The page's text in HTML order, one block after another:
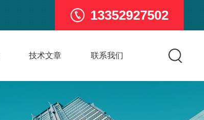
13352927502
技术文章 联系我们